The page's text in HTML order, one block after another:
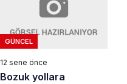
GÜNCEL
12 sene önce
Bozuk yollara